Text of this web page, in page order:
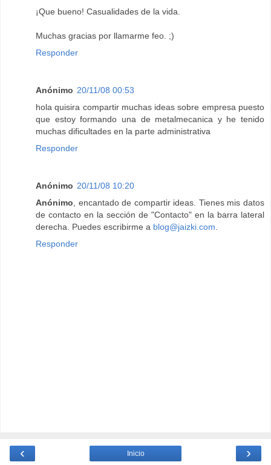
¡Que bueno! Casualidades de la vida.
Muchas gracias por llamarme feo. ;)
Responder
Anónimo 20/11/08 00:53
hola quisira compartir muchas ideas sobre empresa puesto
que estoy formando una de metalmecanica y he tenido
muchas dificultades en la parte administrativa
Responder
Anónimo 20/11/08 10:20
Anónimo , encantado de compartir ideas. Tienes mis datos
de contacto en la sección de "Contacto" en la barra lateral
derecha. Puedes escribirme a blog@jaizki.com
Responder
‹ ›
Inicio